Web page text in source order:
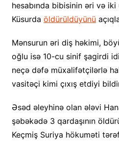
hesabında bibisinin əri və
Küsurda öldürüldüyünü
Mənsurun əri diş həkimi,
oğlu isə 10-cu sinif şagirdi
neçə dəfə müxalifətçilərlə
vasitəçi kimi çıxış etdiyi
Əsəd əleyhinə olan ələvi
şəbəkədə 3 qardaşının
Keçmiş Suriya hökuməti